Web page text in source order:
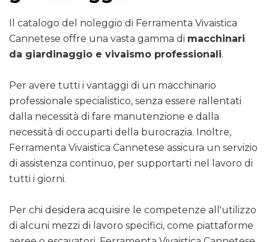
Il catalogo del noleggio di Ferramenta Vivaistica
Cannetese offre una vasta gamma di macchinari
da giardinaggio e vivaismo professionali.
Per avere tutti i vantaggi di un macchinario
professionale specialistico, senza essere rallentati
dalla necessità di fare manutenzione e dalla
necessità di occuparti della burocrazia. Inoltre,
Ferramenta Vivaistica Cannetese assicura un servizio
di assistenza continuo, per supportarti nel lavoro di
tutti i giorni.
Per chi desidera acquisire le competenze all'utilizzo
di alcuni mezzi di lavoro specifici, come piattaforme